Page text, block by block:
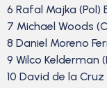
6 Rafal Majka (Pol)
7 Michael Woods
8 Daniel Moreno
9 Wilco Kelderman
10 David de la